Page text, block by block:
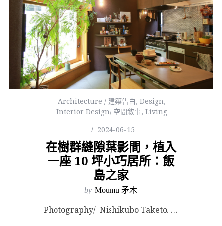
Architecture / 建築告白, Design,
Interior Design/ 空間敘事, Living
2024-06-15
在樹群縫隙葉影間，植入
一座 10 坪小巧居所：飯
島之家
by Moumu 矛木
Photography/ Nishikubo Taketo. Images Courtesy of...